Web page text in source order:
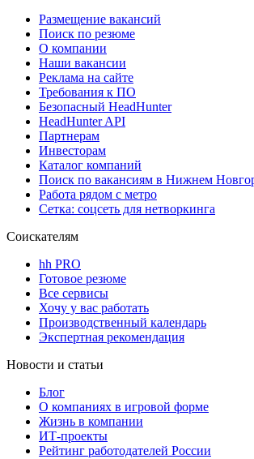
Размещение вакансий
Поиск по резюме
О компании
Наши вакансии
Реклама на сайте
Требования к ПО
Безопасный HeadHunter
HeadHunter API
Партнерам
Инвесторам
Каталог компаний
Поиск по вакансиям в Нижнем
Работа рядом с метро
Сетка: соцсеть для нетворкинга
Соискателям
hh PRO
Готовое резюме
Все сервисы
Хочу у вас работать
Производственный календарь
Экспертная рекомендация
Новости и статьи
Блог
О компаниях в игровой форме
Жизнь в компании
ИТ-проекты
Рейтинг работодателей России